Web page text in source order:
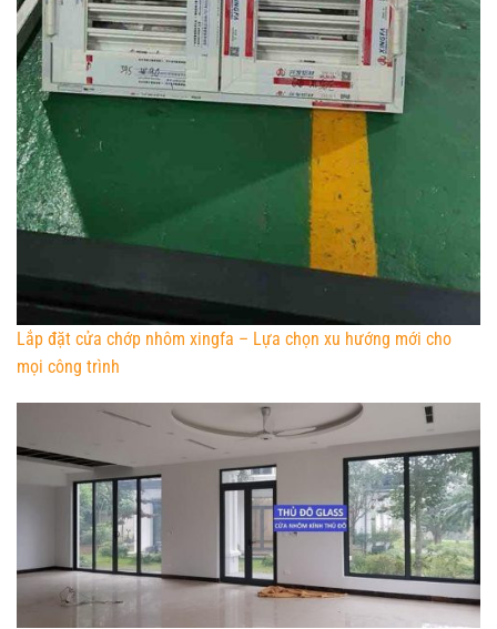
Lắp đặt cửa chớp nhôm xingfa – Lựa chọn xu hướng mới cho
mọi công trình